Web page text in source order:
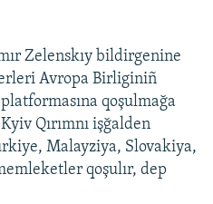
Zelenskıy bildirgenine
Avropa Birliginiñ
qoşulmağa
Qırımnı işğalden
Malayziya, Slovakiya,
qoşulır, dep